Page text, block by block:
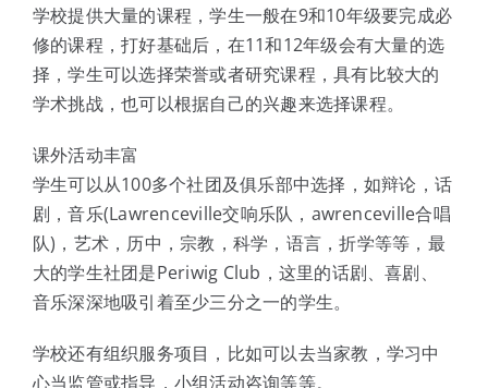
学校提供大量的课程，学生一般在9和10年级要完成必
修的课程，打好基础后，在11和12年级会有大量的选
择，学生可以选择荣誉或者研究课程，具有比较大的
学术挑战，也可以根据自己的兴趣来选择课程。
课外活动丰富
学生可以从100多个社团及俱乐部中选择，如辩论，话
剧，音乐(Lawrenceville交响乐队，awrenceville合唱
队)，艺术，历中，宗教，科学，语言，折学等等，最
大的学生社团是Periwig Club，这里的话剧、喜剧、
音乐深深地吸引着至少三分之一的学生。
学校还有组织服务项目，比如可以去当家教，学习中
心当监管或指导，小组活动咨询等等。